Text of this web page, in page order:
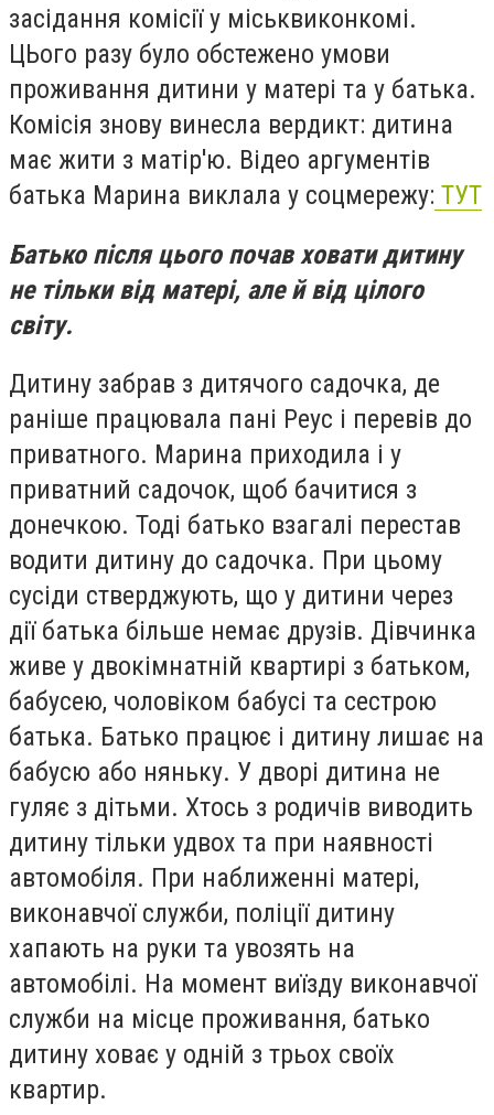
засідання комісії у міськвиконкомі.
ЦЬого разу було обстежено умови
проживання дитини у матері та у батька.
Комісія знову винесла вердикт: дитина
має жити з матір'ю. Відео аргументів
батька Марина виклала у соцмережу: ТУТ
Батько після цього почав ховати дитину
не тільки від матері, але й від цілого
світу.
Дитину забрав з дитячого садочка, де
раніше працювала пані Реус і перевів до
приватного. Марина приходила і у
приватний садочок, щоб бачитися з
донечкою. Тоді батько взагалі перестав
водити дитину до садочка. При цьому
сусіди стверджують, що у дитини через
дії батька більше немає друзів. Дівчинка
живе у двокімнатній квартирі з батьком,
бабусею, чоловіком бабусі та сестрою
батька. Батько працює і дитину лишає на
бабусю або няньку. У дворі дитина не
гуляє з дітьми. Хтось з родичів виводить
дитину тільки удвох та при наявності
автомобіля. При наближенні матері,
виконавчої служби, поліції дитину
хапають на руки та увозять на
автомобілі. На момент виїзду виконавчої
служби на місце проживання, батько
дитину ховає у одній з трьох своїх
квартир.